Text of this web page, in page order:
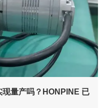
量产吗？HONPINE 已